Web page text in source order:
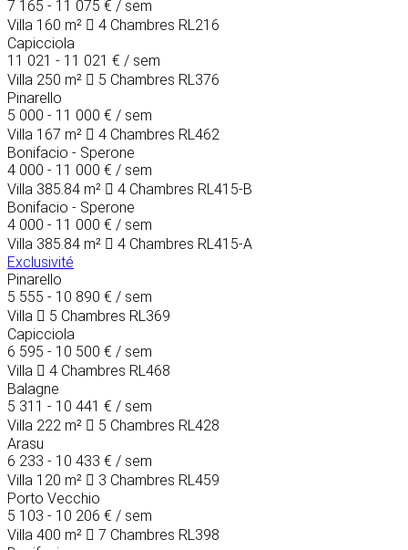
7 165 - 11 075 € / sem
Villa 160 m² 4 Chambres RL216
Capicciola
11 021 - 11 021 € / sem
Villa 250 m² 5 Chambres RL376
Pinarello
5 000 - 11 000 € / sem
Villa 167 m² 4 Chambres RL462
Bonifacio - Sperone
4 000 - 11 000 € / sem
Villa 385.84 m² 4 Chambres RL415-B
Bonifacio - Sperone
4 000 - 11 000 € / sem
Villa 385.84 m² 4 Chambres RL415-A
Exclusivité
Pinarello
5 555 - 10 890 € / sem
Villa
5 Chambres RL369
Capicciola
6 595 - 10 500 € / sem
Villa
4 Chambres RL468
Balagne
5 311 - 10 441 € / sem
Villa 222 m² 5 Chambres RL428
Arasu
6 233 - 10 433 € / sem
Villa 120 m² 3 Chambres RL459
Porto Vecchio
5 103 - 10 206 € / sem
Villa 400 m² 7 Chambres RL398